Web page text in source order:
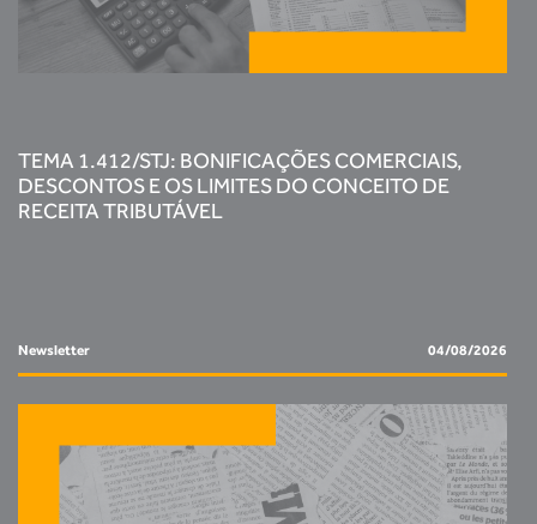
TEMA 1.412/STJ: BONIFICAÇÕES COMERCIAIS,
DESCONTOS E OS LIMITES DO CONCEITO DE
RECEITA TRIBUTÁVEL
Newsletter 04/08/2026